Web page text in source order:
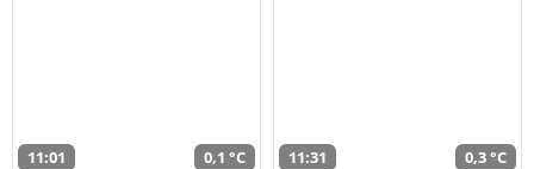
11:01 0,1 °C 11:31 0,3 °C